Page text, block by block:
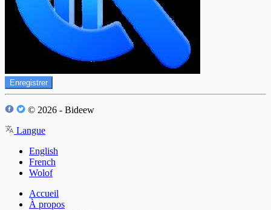
Enregistrer
© 2026 - Bideew
Langue
English
French
Wolof
Accueil
À propos